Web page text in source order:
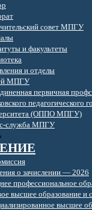
совет МПГУ
и факультеты
и отделы
МПГУ
первичная
педагогического
(ОППО МПГУ)
служба МПГУ
о зачислении — 2026
профессиональное
высшее образование и
высшее